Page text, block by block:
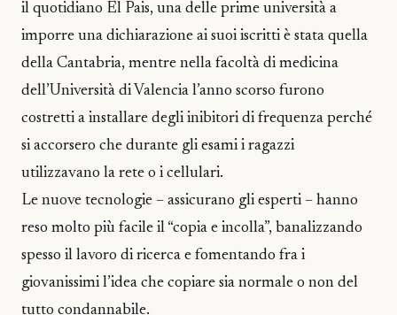
il quotidiano El Pais, una delle prime università a
imporre una dichiarazione ai suoi iscritti è stata quella
della Cantabria, mentre nella facoltà di medicina
dell’Università di Valencia l’anno scorso furono
costretti a installare degli inibitori di frequenza perché
si accorsero che durante gli esami i ragazzi
utilizzavano la rete o i cellulari.
Le nuove tecnologie – assicurano gli esperti – hanno
reso molto più facile il “copia e incolla”, banalizzando
spesso il lavoro di ricerca e fomentando fra i
giovanissimi l’idea che copiare sia normale o non del
tutto condannabile.